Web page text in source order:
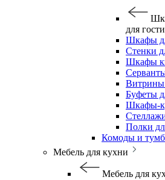
для
Шкафы
Стенки
Шкафы
Витрины
Буфеты
Шкафы-
Полки
Комоды и
Мебель для кухни
Мебель для